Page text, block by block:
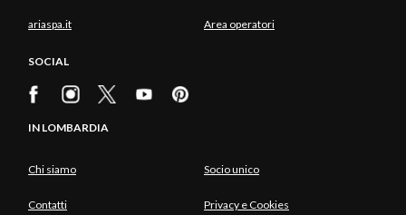
ariaspa.it Area operatori
SOCIAL
IN LOMBARDIA
Chi siamo Socio unico
Contatti Privacy e Cookies